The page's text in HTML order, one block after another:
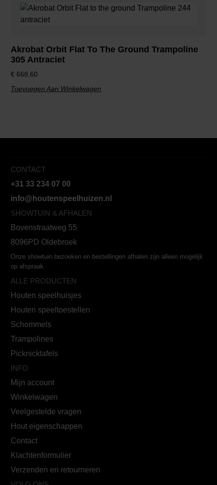
Akrobat Orbit Flat To The Ground Trampoline
305 Antraciet
€ 668,60
Toevoegen Aan Winkelwagen
CONTACT
+31 33 234 07 00
info@houtenspeelhuizen.nl
SHOWTUIN & AFHALEN
Bovenstraatweg 55
8096PD Oldebroek
Onze showtuin bezoeken en bestellingen afhalen zijn alleen mogelijk
op afspraak
ALLE PRODUCTEN
Houten speelhuisjes
Houten speeltoestellen
Schommels
Trampolines
Picknicktafels
INFO
Mijn account
Winkelwagen
Veelgestelde vragen
Hout eigenschappen
Contact
Klachtenformulier
Verzenden en retourneren